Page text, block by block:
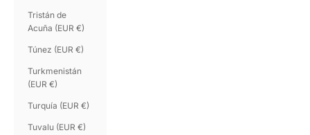
Tristán de
Acuña (EUR €)
Túnez (EUR €)
Turkmenistán
(EUR €)
Turquía (EUR €)
Tuvalu (EUR €)